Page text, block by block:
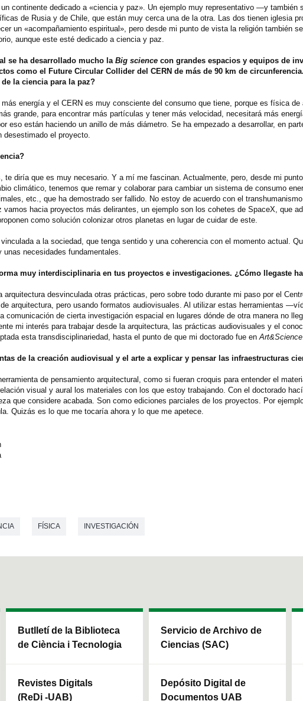
continente dedicado a «ciencia y paz». Un ejemplo muy representativo —y también
de Rusia y de Chile, que están muy cerca una de la otra. Las dos tienen iglesia
un «acompañamiento espiritual», pero desde mi punto de vista la religión también
aunque este esté dedicado a ciencia y paz.
se ha desarrollado mucho la Big science con grandes espacios y equipos de
como el Future Circular Collider del CERN de más de 90 km de
la ciencia para la paz?
energía y el CERN es muy consciente del consumo que tiene, porque es física
grande, para encontrar más partículas y tener más velocidad, necesitará más
eso están haciendo un anillo de más diámetro. Se ha empezado a desarrollar, en
desestimado el proyecto.
diría que es muy necesario. Y a mí me fascinan. Actualmente, pero, desde mi
climático, tenemos que remar y colaborar para cambiar un sistema de consumo
etc., que ha demostrado ser fallido. No estoy de acuerdo con el
vamos hacia proyectos más delirantes, un ejemplo son los cohetes de SpaceX, que
como solución colonizar otros planetas en lugar de cuidar de este.
a la sociedad, que tenga sentido y una coherencia con el momento actual.
necesidades fundamentales.
muy interdisciplinaria en tus proyectos e investigaciones. ¿Cómo llegaste
arquitectura desvinculada otras prácticas, pero sobre todo durante mi paso por el
arquitectura, pero usando formatos audiovisuales. Al utilizar estas herramientas
comunicación de cierta investigación espacial en lugares dónde de otra manera no
mi interés para trabajar desde la arquitectura, las prácticas audiovisuales y el
esta transdisciplinariedad, hasta el punto de que mi doctorado fue en Art&Science
de la creación audiovisual y el arte a explicar y pensar las infraestructuras
de pensamiento arquitectural, como si fueran croquis para entender el
visual y aural los materiales con los que estoy trabajando. Con el doctorado
que considere acabada. Son como ediciones parciales de los proyectos. Por
Quizás es lo que me tocaría ahora y lo que me apetece.
FÍSICA INVESTIGACIÓN
Butlletí de la Biblioteca
de Ciència i Tecnologia
Revistes Digitals
(ReDi -UAB)
Servicio de Archivo de
Ciencias (SAC)
Depósito Digital de
Documentos UAB